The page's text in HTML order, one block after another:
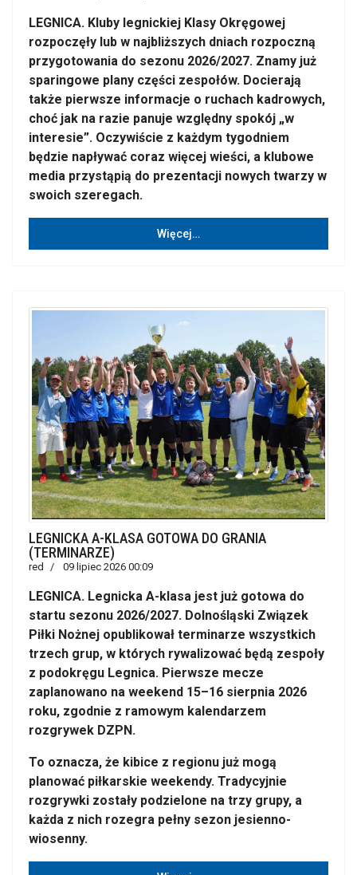
LEGNICA. Kluby legnickiej Klasy Okręgowej
rozpoczęły lub w najbliższych dniach rozpoczną
przygotowania do sezonu 2026/2027. Znamy już
sparingowe plany części zespołów. Docierają
także pierwsze informacje o ruchach kadrowych,
choć jak na razie panuje względny spokój „w
interesie”. Oczywiście z każdym tygodniem
będzie napływać coraz więcej wieści, a klubowe
media przystąpią do prezentacji nowych twarzy w
swoich szeregach.
Więcej…
LEGNICKA A-KLASA GOTOWA DO GRANIA
(TERMINARZE)
red 09 lipiec 2026 00:09
LEGNICA. Legnicka A-klasa jest już gotowa do
startu sezonu 2026/2027. Dolnośląski Związek
Piłki Nożnej opublikował terminarze wszystkich
trzech grup, w których rywalizować będą zespoły
z podokręgu Legnica. Pierwsze mecze
zaplanowano na weekend 15–16 sierpnia 2026
roku, zgodnie z ramowym kalendarzem
rozgrywek DZPN.
To oznacza, że kibice z regionu już mogą
planować piłkarskie weekendy. Tradycyjnie
rozgrywki zostały podzielone na trzy grupy, a
każda z nich rozegra pełny sezon jesienno-
wiosenny.